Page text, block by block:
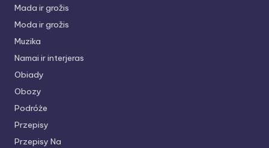
Mada ir grožis
Moda ir grožis
Muzika
Namai ir interjeras
Obiady
Obozy
Podróże
Przepisy
Przepisy Na